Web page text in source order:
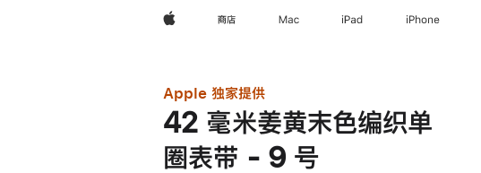
Apple 商店 Mac iPad iPhone
Apple 独家提供
42 毫米姜黄末色编织单
圈表带 - 9 号